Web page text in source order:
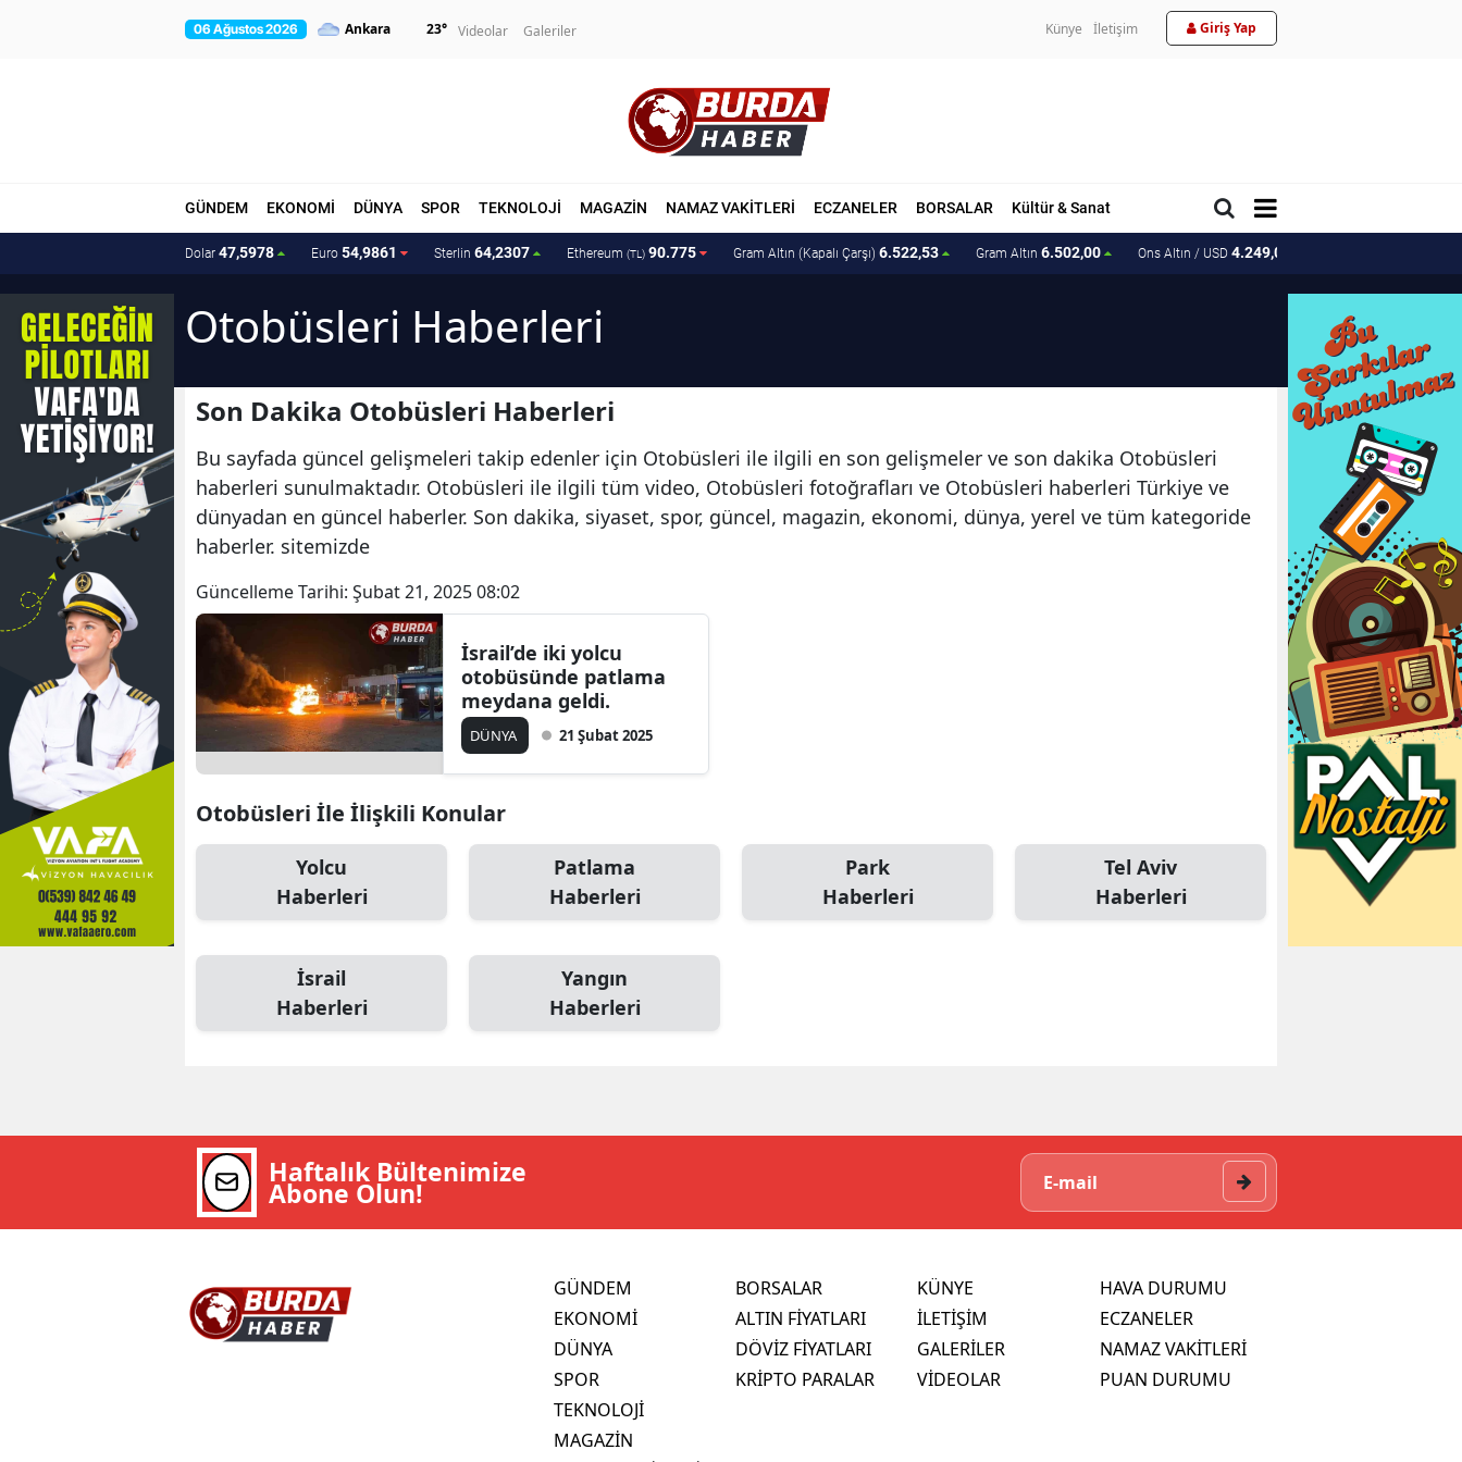
06 Ağustos 2026 23° Videolar Galeriler Künye İletişim Giriş Yap
GÜNDEM EKONOMİ DÜNYA SPOR TEKNOLOJİ MAGAZİN NAMAZ VAKİTLERİ ECZANELER BORSALAR Kültür & Sanat
Dolar 47,5978 Euro 54,9861 Sterlin 64,2307 Ethereum (TL) 90.775 Gram Altın (Kapalı Çarşı) 6.522,53 Gram Altın 6.502,00 Ons Altın / USD 4.249,09
Otobüsleri Haberleri
Son Dakika Otobüsleri Haberleri
Bu sayfada güncel gelişmeleri takip edenler için Otobüsleri ile ilgili en son gelişmeler ve son dakika Otobüsleri
haberleri sunulmaktadır. Otobüsleri ile ilgili tüm video, Otobüsleri fotoğrafları ve Otobüsleri haberleri Türkiye ve
dünyadan en güncel haberler. Son dakika, siyaset, spor, güncel, magazin, ekonomi, dünya, yerel ve tüm kategoride
haberler. sitemizde
Güncelleme Tarihi: Şubat 21, 2025 08:02
İsrail’de iki yolcu
otobüsünde patlama
meydana geldi.
DÜNYA 21 Şubat 2025
Otobüsleri İle İlişkili Konular
Yolcu
Haberleri
Patlama
Haberleri
Park
Haberleri
Tel Aviv
Haberleri
İsrail
Haberleri
Yangın
Haberleri
Haftalık Bültenimize
Abone Olun!
GÜNDEM
EKONOMİ
DÜNYA
SPOR
TEKNOLOJİ
MAGAZİN
BORSALAR
ALTIN FİYATLARI
DÖVİZ FİYATLARI
KRİPTO PARALAR
KÜNYE
İLETİŞİM
GALERİLER
VİDEOLAR
HAVA DURUMU
ECZANELER
NAMAZ VAKİTLERİ
PUAN DURUMU